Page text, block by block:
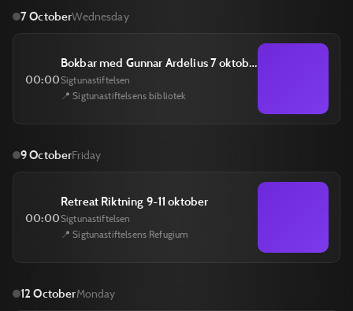
7 OctoberWednesday
00:00
Bokbar med Gunnar Ardelius 7 oktober
Sigtunastiftelsen
📍 Sigtunastiftelsens bibliotek
9 OctoberFriday
00:00
Retreat Riktning 9-11 oktober
Sigtunastiftelsen
📍 Sigtunastiftelsens Refugium
12 OctoberMonday